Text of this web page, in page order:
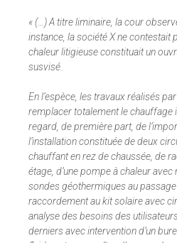
« (…) A titre liminaire, la cour
instance, la société X ne contestait
chaleur litigieuse constituait un
susvisé.
En l’espèce, les travaux réalisés
remplacer totalement le chauffage
regard, de première part, de
l’installation constituée de deux
chauffant en rez de chaussée, de
étage, d’une pompe à chaleur
sondes géothermiques au
raccordement au kit solaire avec
analyse des besoins des
derniers avec intervention d’un